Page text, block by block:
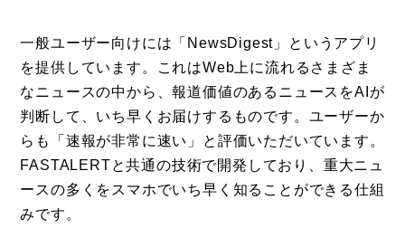
一般ユーザー向けには「NewsDigest」というアプリ
を提供しています。これはWeb上に流れるさまざま
なニュースの中から、報道価値のあるニュースをAIが
判断して、いち早くお届けするものです。ユーザーか
らも「速報が非常に速い」と評価いただいています。
FASTALERTと共通の技術で開発しており、重大ニュ
ースの多くをスマホでいち早く知ることができる仕組
みです。